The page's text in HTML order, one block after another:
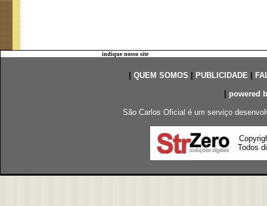
indique nosso site
QUEM SOMOS PUBLICIDADE|
powered
São Carlos Oficial é um serviço
Todos